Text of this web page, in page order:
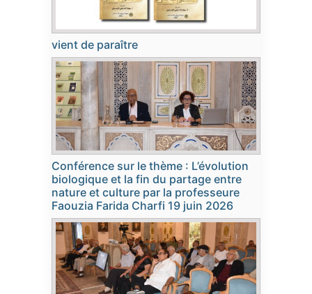
vient de paraître
Conférence sur le thème : L’évolution
biologique et la fin du partage entre
nature et culture par la professeure
Faouzia Farida Charfi 19 juin 2026